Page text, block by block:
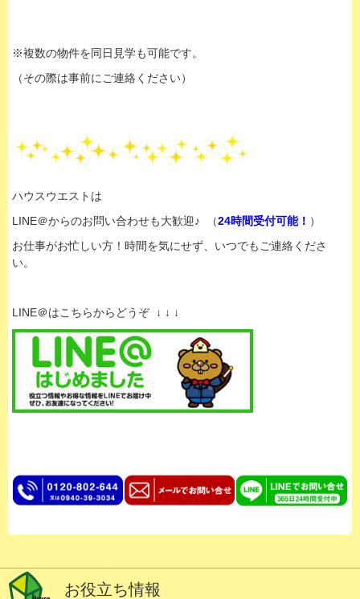
※複数の物件を同日見学も可能です。
（その際は事前にご連絡ください）
ハウスウエストは
LINE＠からのお問い合わせも大歓迎♪ （24時間受付可能！ ）
お仕事がお忙しい方！時間を気にせず、いつでもご連絡くださ
い。
LINE＠はこちらからどうぞ ↓ ↓ ↓
お役立ち情報